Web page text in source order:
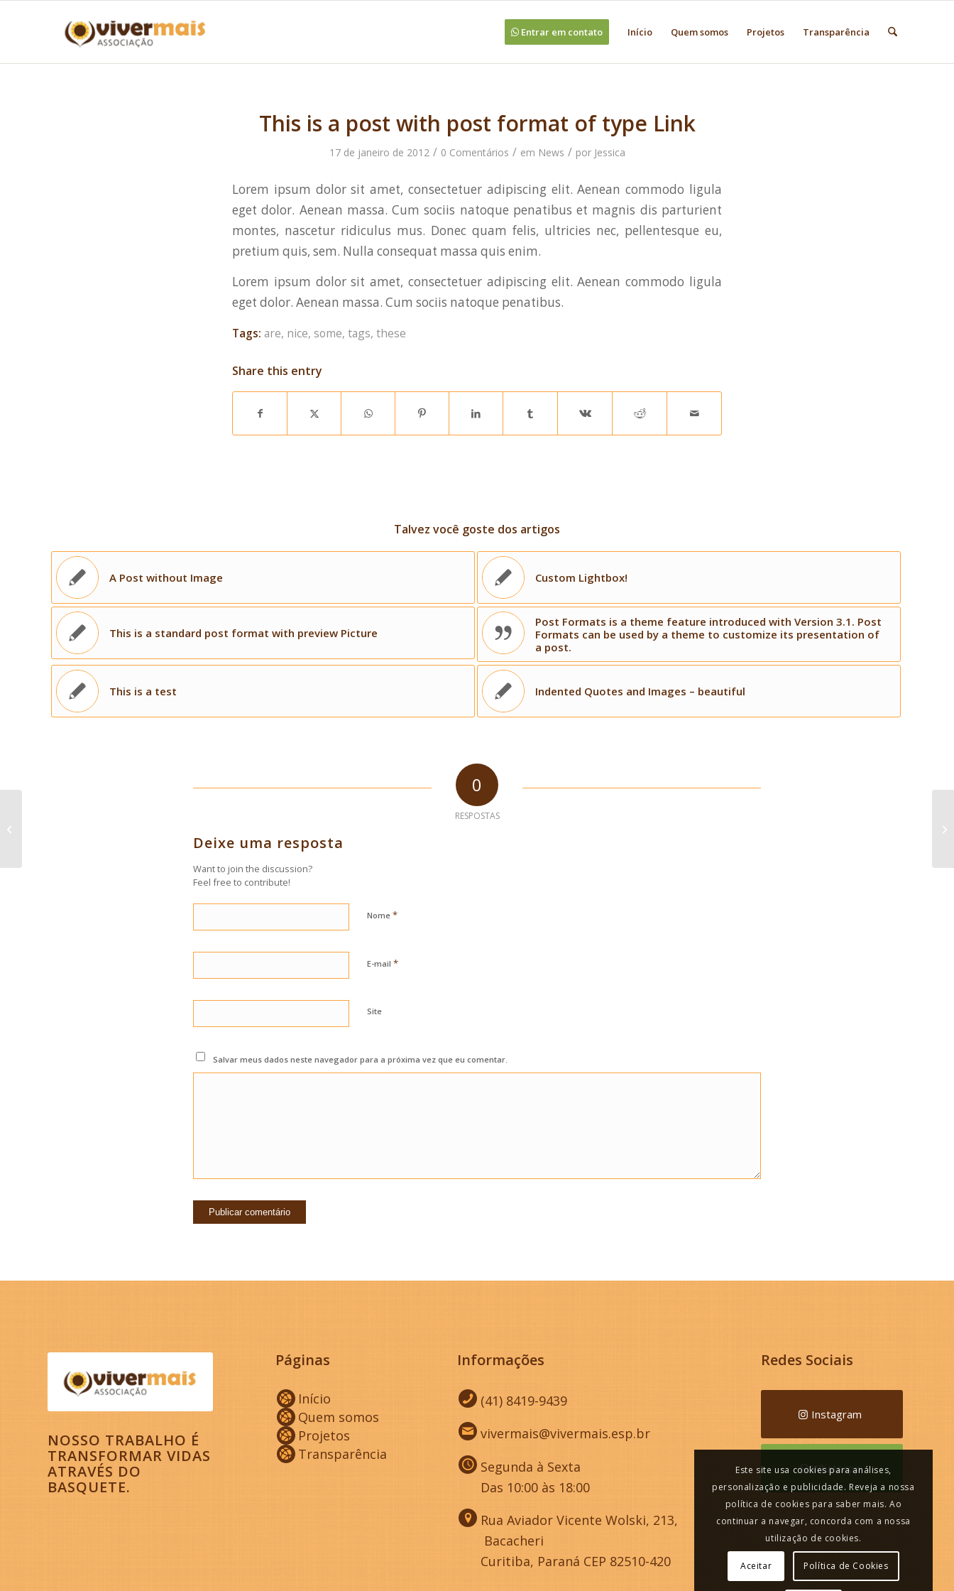
Entrar em contato Início Quem somos Projetos Transparência
This is a post with post format of type Link
17 de janeiro de 2012 / 0 Comentários / em News / por Jessica
Lorem ipsum dolor sit amet, consectetuer adipiscing elit. Aenean commodo ligula
eget dolor. Aenean massa. Cum sociis natoque penatibus et magnis dis parturient
montes, nascetur ridiculus mus. Donec quam felis, ultricies nec, pellentesque eu,
pretium quis, sem. Nulla consequat massa quis enim.
Lorem ipsum dolor sit amet, consectetuer adipiscing elit. Aenean commodo ligula
eget dolor. Aenean massa. Cum sociis natoque penatibus.
Tags: are, nice, some, tags, these
Share this entry
Talvez você goste dos artigos
A Post without Image Custom Lightbox!
This is a standard post format with preview Picture
Post Formats is a theme feature introduced with Version 3.1. Post
Formats can be used by a theme to customize its presentation of
a post.
This is a test Indented Quotes and Images – beautiful
0
RESPOSTAS
Deixe uma resposta
Want to join the discussion?
Feel free to contribute!
Nome *
E-mail *
Site
Salvar meus dados neste navegador para a próxima vez que eu comentar.
NOSSO TRABALHO É
TRANSFORMAR VIDAS
ATRAVÉS DO
BASQUETE.
Páginas
Início
Quem somos
Projetos
Transparência
Informações
(41) 8419-9439
vivermais@vivermais.esp.br
Segunda à Sexta
Das 10:00 às 18:00
Rua Aviador Vicente Wolski, 213,
Bacacheri
Curitiba, Paraná CEP 82510-420
Redes Sociais
Instagram
Whatsapp
Este site usa cookies para análises,
personalização e publicidade. Reveja a nossa
política de cookies para saber mais. Ao
continuar a navegar, concorda com a nossa
utilização de cookies.
Aceitar Política de Cookies